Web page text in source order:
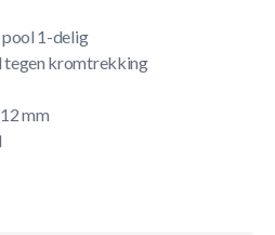
1-delig
tegen kromtrekking
mm